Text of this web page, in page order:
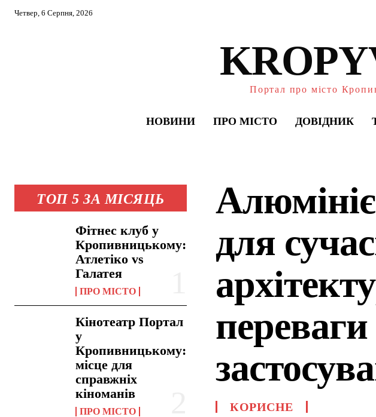
Четвер, 6 Серпня, 2026
Портал про місто
НОВИНИ ПРО МІСТО ДОВІДНИК
ТОП 5 ЗА МІСЯЦЬ
Фітнес клуб у
Кропивницькому:
Атлетіко vs
Галатея
ПРО МІСТО
Кінотеатр Портал
у
Кропивницькому:
місце для
справжніх
кіноманів
ПРО МІСТО
для
КОРИСНЕ